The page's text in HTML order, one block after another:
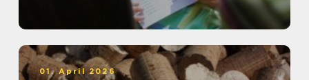
01. April 2026